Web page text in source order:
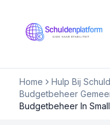
Home
Hulp Bij
Budgetbeheer
Budgetbeheer In